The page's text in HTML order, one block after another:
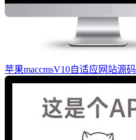
苹果maccmsV10自适应网站源码